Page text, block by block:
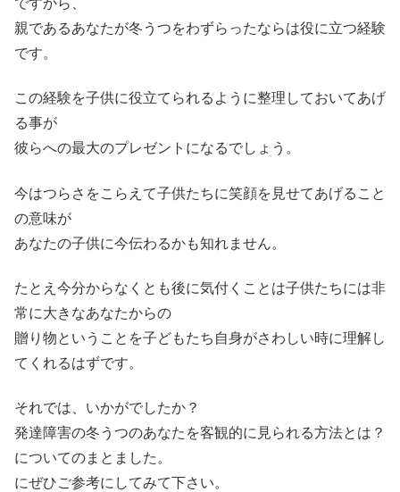
親であるあなたが冬うつをわずらったならは役に立つ経験
です。
この経験を子供に役立てられるように整理しておいてあげ
る事が
彼らへの最大のプレゼントになるでしょう。
今はつらさをこらえて子供たちに笑顔を見せてあげること
の意味が
あなたの子供に今伝わるかも知れません。
たとえ今分からなくとも後に気付くことは子供たちには非
常に大きなあなたからの
贈り物ということを子どもたち自身がさわしい時に理解し
てくれるはずです。
それでは、いかがでしたか？
発達障害の冬うつのあなたを客観的に見られる方法とは？
についてのまとました。
にぜひご参考にしてみて下さい。